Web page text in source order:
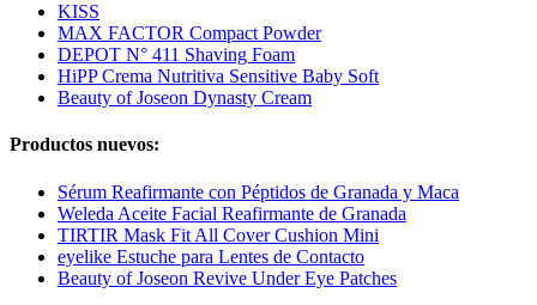
KISS
MAX FACTOR Compact Powder
DEPOT N° 411 Shaving Foam
HiPP Crema Nutritiva Sensitive Baby Soft
Beauty of Joseon Dynasty Cream
Productos nuevos:
Sérum Reafirmante con Péptidos de Granada y Maca
Weleda Aceite Facial Reafirmante de Granada
TIRTIR Mask Fit All Cover Cushion Mini
eyelike Estuche para Lentes de Contacto
Beauty of Joseon Revive Under Eye Patches